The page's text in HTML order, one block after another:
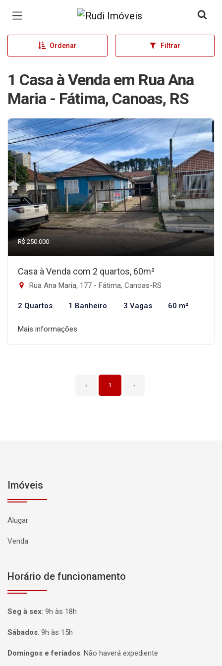
Página inicial
Ordenar Filtrar
1 Casa à Venda em Rua Ana
Maria - Fátima, Canoas, RS
R$ 250.000
Casa à Venda com 2 quartos, 60m²
Rua Ana Maria, 177 - Fátima, Canoas-RS
2 Quartos 1 Banheiro 3 Vagas 60 m²
Mais informações
‹ 1 ›
Imóveis
Alugar
Venda
Horário de funcionamento
Seg à sex: 9h às 18h
Sábados: 9h às 15h
Domingos e feriados: Não haverá expediente